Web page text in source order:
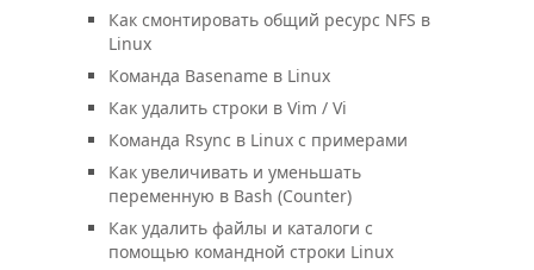
Как смонтировать общий ресурс NFS в
Linux
Команда Basename в Linux
Как удалить строки в Vim / Vi
Команда Rsync в Linux с примерами
Как увеличивать и уменьшать
переменную в Bash (Counter)
Как удалить файлы и каталоги с
помощью командной строки Linux